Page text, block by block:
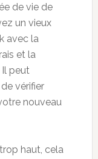
de vie de
un vieux
avec la
et la
Il peut
vérifier
nouveau
haut, cela